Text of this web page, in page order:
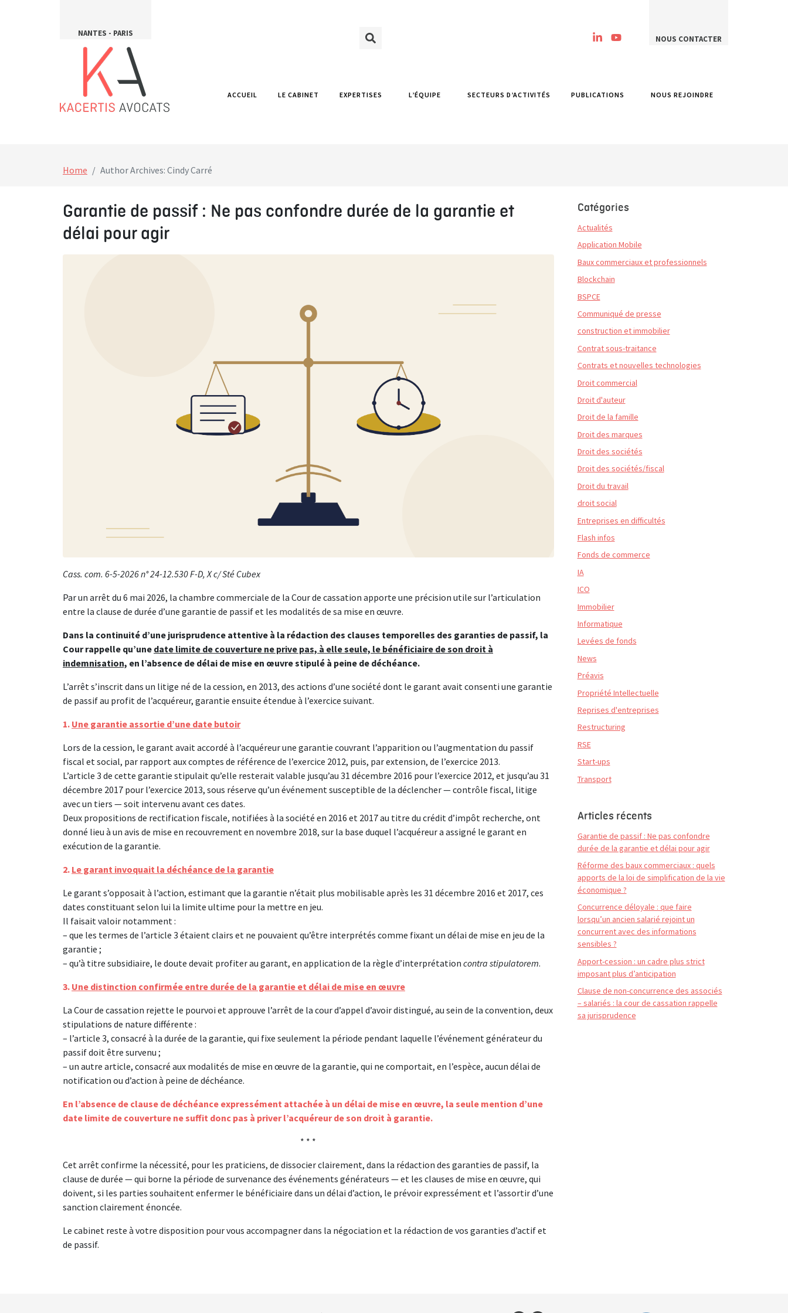
NANTES - PARIS
NOUS CONTACTER
ACCUEIL LE CABINET EXPERTISES L’ÉQUIPE SECTEURS D’ACTIVITÉS PUBLICATIONS NOUS REJOINDRE
Home Author Archives: Cindy Carré
Garantie de passif : Ne pas confondre durée de la garantie et
délai pour agir
Cass. com. 6-5-2026 n° 24-12.530 F-D, X c/ Sté Cubex
Par un arrêt du 6 mai 2026, la chambre commerciale de la Cour de cassation apporte une précision utile sur l’articulation
entre la clause de durée d’une garantie de passif et les modalités de sa mise en œuvre.
Dans la continuité d’une jurisprudence attentive à la rédaction des clauses temporelles des garanties de passif, la
Cour rappelle qu’une date limite de couverture ne prive pas, à elle seule, le bénéficiaire de son droit à
indemnisation, en l’absence de délai de mise en œuvre stipulé à peine de déchéance.
L’arrêt s’inscrit dans un litige né de la cession, en 2013, des actions d’une société dont le garant avait consenti une garantie
de passif au profit de l’acquéreur, garantie ensuite étendue à l’exercice suivant.
1. Une garantie assortie d’une date butoir
Lors de la cession, le garant avait accordé à l’acquéreur une garantie couvrant l’apparition ou l’augmentation du passif
fiscal et social, par rapport aux comptes de référence de l’exercice 2012, puis, par extension, de l’exercice 2013.
L’article 3 de cette garantie stipulait qu’elle resterait valable jusqu’au 31 décembre 2016 pour l’exercice 2012, et jusqu’au 31
décembre 2017 pour l’exercice 2013, sous réserve qu’un événement susceptible de la déclencher — contrôle fiscal, litige
avec un tiers — soit intervenu avant ces dates.
Deux propositions de rectification fiscale, notifiées à la société en 2016 et 2017 au titre du crédit d’impôt recherche, ont
donné lieu à un avis de mise en recouvrement en novembre 2018, sur la base duquel l’acquéreur a assigné le garant en
exécution de la garantie.
2. Le garant invoquait la déchéance de la garantie
Le garant s’opposait à l’action, estimant que la garantie n’était plus mobilisable après les 31 décembre 2016 et 2017, ces
dates constituant selon lui la limite ultime pour la mettre en jeu.
Il faisait valoir notamment :
– que les termes de l’article 3 étaient clairs et ne pouvaient qu’être interprétés comme fixant un délai de mise en jeu de la
garantie ;
– qu’à titre subsidiaire, le doute devait profiter au garant, en application de la règle d’interprétation contra stipulatorem.
3. Une distinction confirmée entre durée de la garantie et délai de mise en œuvre
La Cour de cassation rejette le pourvoi et approuve l’arrêt de la cour d’appel d’avoir distingué, au sein de la convention, deux
stipulations de nature différente :
– l’article 3, consacré à la durée de la garantie, qui fixe seulement la période pendant laquelle l’événement générateur du
passif doit être survenu ;
– un autre article, consacré aux modalités de mise en œuvre de la garantie, qui ne comportait, en l’espèce, aucun délai de
notification ou d’action à peine de déchéance.
En l’absence de clause de déchéance expressément attachée à un délai de mise en œuvre, la seule mention d’une
date limite de couverture ne suffit donc pas à priver l’acquéreur de son droit à garantie.
* * *
Cet arrêt confirme la nécessité, pour les praticiens, de dissocier clairement, dans la rédaction des garanties de passif, la
clause de durée — qui borne la période de survenance des événements générateurs — et les clauses de mise en œuvre, qui
doivent, si les parties souhaitent enfermer le bénéficiaire dans un délai d’action, le prévoir expressément et l’assortir d’une
sanction clairement énoncée.
Le cabinet reste à votre disposition pour vous accompagner dans la négociation et la rédaction de vos garanties d’actif et
de passif.
Catégories
Actualités
Application Mobile
Baux commerciaux et professionnels
Blockchain
BSPCE
Communiqué de presse
construction et immobilier
Contrat sous-traitance
Contrats et nouvelles technologies
Droit commercial
Droit d'auteur
Droit de la famille
Droit des marques
Droit des sociétés
Droit des sociétés/fiscal
Droit du travail
droit social
Entreprises en difficultés
Flash infos
Fonds de commerce
IA
ICO
Immobilier
Informatique
Levées de fonds
News
Préavis
Propriété Intellectuelle
Reprises d'entreprises
Restructuring
RSE
Start-ups
Transport
Articles récents
Garantie de passif : Ne pas confondre
durée de la garantie et délai pour agir
Réforme des baux commerciaux : quels
apports de la loi de simplification de la vie
économique ?
Concurrence déloyale : que faire
lorsqu’un ancien salarié rejoint un
concurrent avec des informations
sensibles ?
Apport-cession : un cadre plus strict
imposant plus d’anticipation
Clause de non-concurrence des associés
– salariés : la cour de cassation rappelle
sa jurisprudence